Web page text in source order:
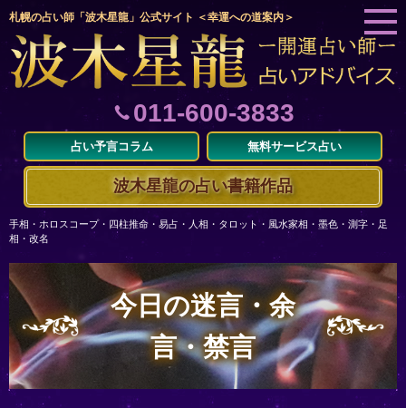
札幌の占い師「波木星龍」公式サイト ＜幸運への道案内＞
011-600-3833
占い予言コラム 無料サービス占い
波木星龍の占い書籍作品
手相・ホロスコープ・四柱推命・易占・人相・タロット・風水家相・墨色・測字・足
相・改名
今日の迷言・余
言・禁言